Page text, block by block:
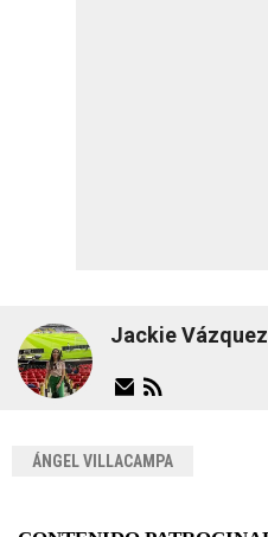
Jackie Vázquez
ÁNGEL VILLACAMPA